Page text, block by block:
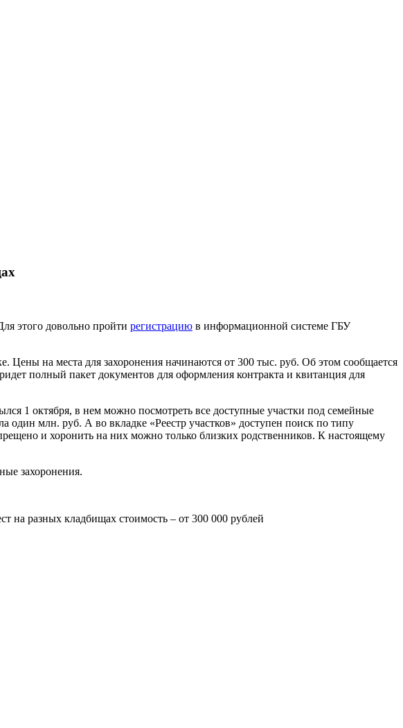
этого довольно пройти регистрацию в информационной системе ГБУ
Цены на места для захоронения начинаются от 300 тыс. руб. Об этом сообщается
полный пакет документов для оформления контракта и квитанция для
1 октября, в нем можно посмотреть все доступные участки под семейные
один млн. руб. А во вкладке «Реестр участков» доступен поиск по типу
и хоронить на них можно только близких родственников. К настоящему
захоронения.